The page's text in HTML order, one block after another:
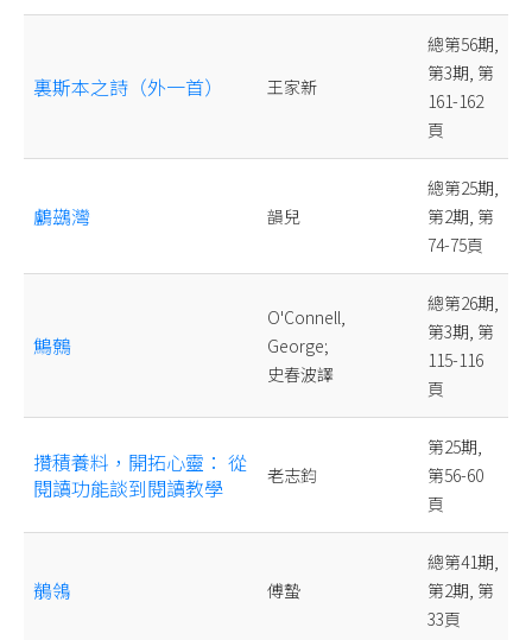
裏斯本之詩（外一首） 王家新
總第56期,
第3期, 第
161-162
頁
鸕鷀灣 韻兒
總第25期,
第2期, 第
74-75頁
鷦鷯
O'Connell,
George;
史春波譯
總第26期,
第3期, 第
115-116
頁
攢積養料，開拓心靈： 從
閱讀功能談到閱讀教學
老志鈞
第25期,
第56-60
頁
鶺鴒 傅蟄
總第41期,
第2期, 第
33頁